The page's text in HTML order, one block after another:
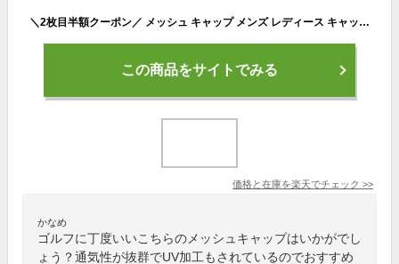
＼2枚目半額クーポン／ メッシュ キャップ メンズ レディース キャップ 男女兼用 メッシュ帽 夏 涼しい 深め 日除け帽子 UVカット 紫外線カット 速乾 大きいサイズ 黒 ブラック 通気性抜群 無地 野球帽 登山 釣り ゴルフ テニス 運転 旅行 おしゃれ
この商品をサイトでみる
価格と在庫を楽天でチェック >>
かなめ
ゴルフに丁度いいこちらのメッシュキャップはいかがでし
ょう？通気性が抜群でUV加工もされているのでおすすめ